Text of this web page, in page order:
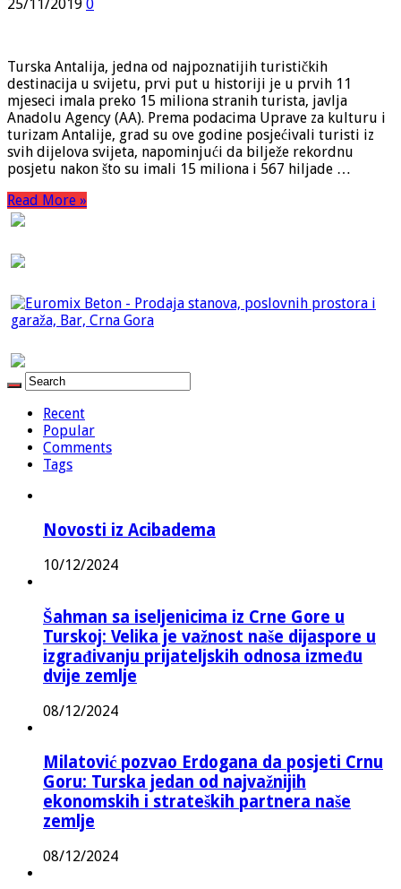
25/11/2019 0
Turska Antalija, jedna od najpoznatijih turističkih
destinacija u svijetu, prvi put u historiji je u prvih 11
mjeseci imala preko 15 miliona stranih turista, javlja
Anadolu Agency (AA). Prema podacima Uprave za kulturu i
turizam Antalije, grad su ove godine posjećivali turisti iz
svih dijelova svijeta, napominjući da bilježe rekordnu
posjetu nakon što su imali 15 miliona i 567 hiljade …
Read More »
Recent
Popular
Comments
Tags
Novosti iz Acibadema
10/12/2024
Šahman sa iseljenicima iz Crne Gore u
Turskoj: Velika je važnost naše dijaspore u
izgrađivanju prijateljskih odnosa između
dvije zemlje
08/12/2024
Milatović pozvao Erdogana da posjeti Crnu
Goru: Turska jedan od najvažnijih
ekonomskih i strateških partnera naše
zemlje
08/12/2024